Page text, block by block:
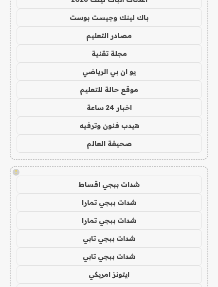
باك لينك وجيست بوست
مصادر التعليم
مجلة تقنية
يو ان بي الرياضي
موقع حالة للتعليم
اخبار 24 ساعة
هيدب فنون وترفيه
صحيفة العالم
!
شدات ببجي اقساط
شدات ببجي تمارا
شدات ببجي تمارا
شدات ببجي تابي
شدات ببجي تابي
ايتونز امريكي